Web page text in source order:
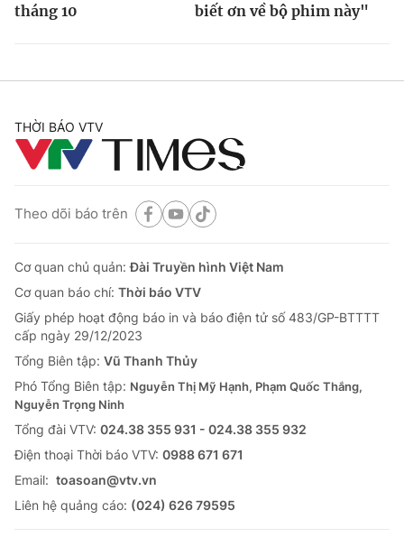
tháng 10
biết ơn về bộ phim này"
THỜI BÁO VTV
Theo dõi báo trên
Cơ quan chủ quản:Đài Truyền hình Việt Nam
Cơ quan báo chí: Thời báo VTV
Giấy phép hoạt động báo in và báo điện tử số 483/GP-BTTTT
cấp ngày 29/12/2023
Tổng Biên tập: Vũ Thanh Thủy
Phó Tổng Biên tập: Nguyễn Thị Mỹ Hạnh, Phạm Quốc Thắng,
Nguyễn Trọng Ninh
Tổng đài VTV: 024.38 355 931 - 024.38 355 932
Ðiện thoại Thời báo VTV: 0988 671 671
Email: toasoan@vtv.vn
Liên hệ quảng cáo: (024) 626 79595